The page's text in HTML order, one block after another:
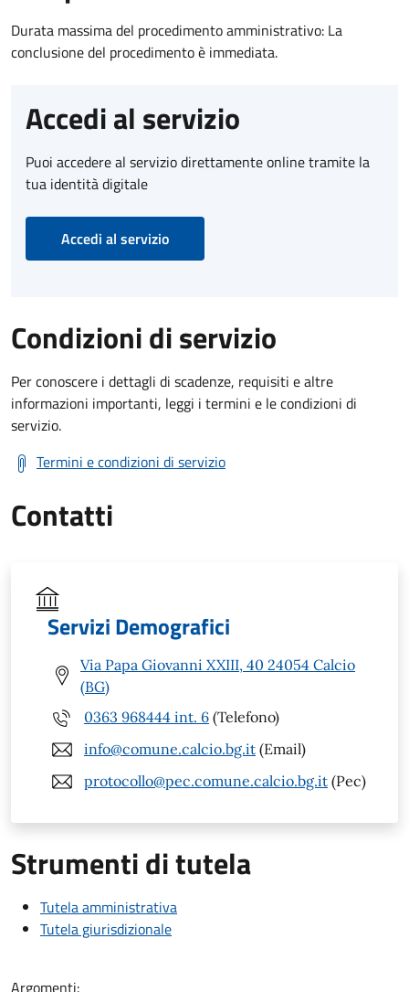
Durata massima del procedimento amministrativo: La
conclusione del procedimento è immediata.
Accedi al servizio
Puoi accedere al servizio direttamente online tramite la
tua identità digitale
Accedi al servizio
Condizioni di servizio
Per conoscere i dettagli di scadenze, requisiti e altre
informazioni importanti, leggi i termini e le condizioni di
servizio.
Termini e condizioni di servizio
Contatti
Servizi Demografici
Via Papa Giovanni XXIII, 40 24054 Calcio
(BG)
0363 968444 int. 6 (Telefono)
info@comune.calcio.bg.it (Email)
protocollo@pec.comune.calcio.bg.it (Pec)
Strumenti di tutela
Tutela amministrativa
Tutela giurisdizionale
Argomenti: